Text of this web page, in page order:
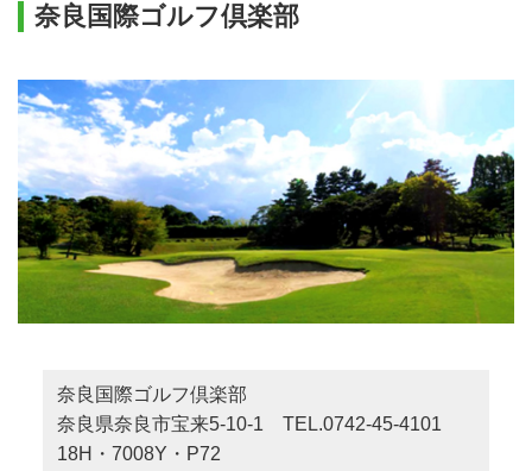
奈良国際ゴルフ倶楽部
奈良国際ゴルフ倶楽部
奈良県奈良市宝来5-10-1 TEL.0742-45-4101
18H・7008Y・P72